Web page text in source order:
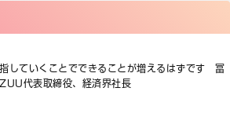
指していくことでできることが増えるはずです 冨
代表取締役、経済界社長